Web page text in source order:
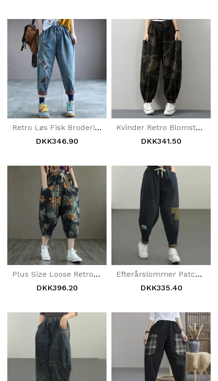
Retro Løs Fisk Broderi Hallen Denim Bukser
DKK346.90
Kvinder Retro Blomsterprint Bomuld Denim Bukser
DKK341.50
Plus Size Loose Retro Blomsterprintede Denimbukser
DKK396.20
Efterårslommer Patchwork Denimbukser I Bomuld
DKK335.40